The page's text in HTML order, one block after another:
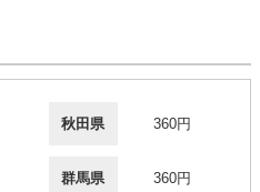
秋田県 360円
群馬県 360円